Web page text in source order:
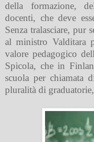
della formazione,
docenti, che deve
Senza tralasciare, pur
al ministro Valditara
valore pedagogico
Spicola, che in
scuola per chiamata
pluralità di